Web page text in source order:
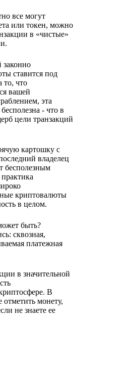
все могут
или токен, можно
в «чистые»
законно
ставится под
то, что
вашей
эта
- что в
цели транзакций
картошку с
владелец
бесполезным
криптовалюты
в целом.
быть?
сквозная,
платежная
в значительной
В
монету,
не знаете ее